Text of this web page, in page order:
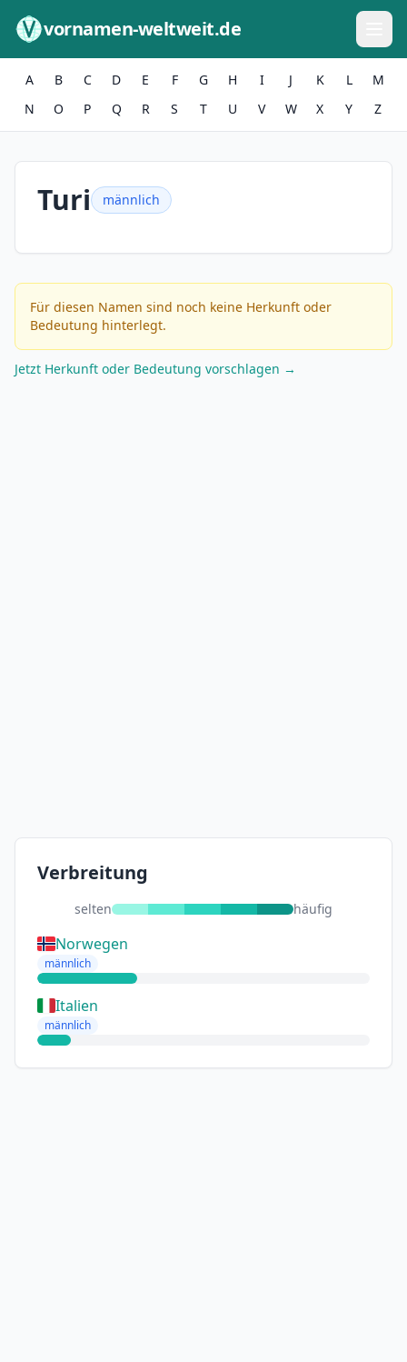
vornamen-weltweit.de
A B C D E F G H I J K L
M
N
O P Q R S T U V W X Y Z
Turi männlich
Für diesen Namen sind noch keine Herkunft oder
Bedeutung hinterlegt.
Jetzt Herkunft oder Bedeutung vorschlagen →
Verbreitung
selten häufig
Norwegen
männlich
Italien
männlich